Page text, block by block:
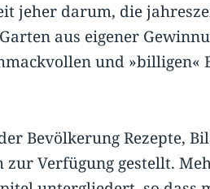
jeher darum, die
aus eigener
und »billigen«
Bevölkerung Rezepte,
zur Verfügung gestellt.